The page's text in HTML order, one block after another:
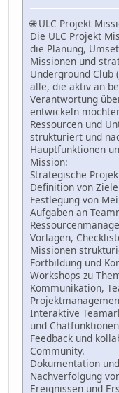
🌐 ULC Projekt
Die ULC Projekt
die Planung,
Missionen und
Underground Club
alle, die aktiv an
Verantwortung
entwickeln
Ressourcen und
strukturiert und
Hauptfunktionen
Mission:
Strategische
Definition von
Festlegung von
Aufgaben an
Vorlagen,
Missionen
Fortbildung und
Workshops zu
Kommunikation,
Interaktive
und
Feedback und
Community.
Dokumentation
Nachverfolgung
Ereignissen und